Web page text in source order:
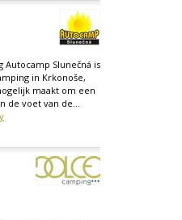
Autocamp Slunečná is
in Krkonoše,
maakt om een
de voet van de...